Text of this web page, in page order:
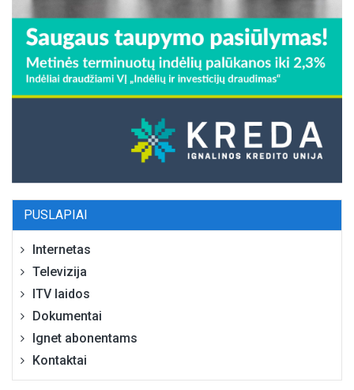
PUSLAPIAI
Internetas
Televizija
ITV laidos
Dokumentai
Ignet abonentams
Kontaktai